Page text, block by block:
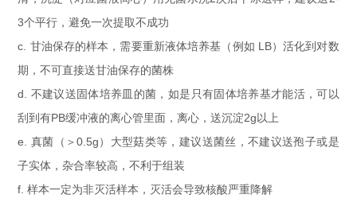
3个平行，避免一次提取不成功
c. 甘油保存的样本，需要重新液体培养基（例如 LB）活化到对数
期，不可直接送甘油保存的菌株
d. 不建议送固体培养皿的菌，如是只有固体培养基才能活，可以
刮到有PB缓冲液的离心管里面，离心，送沉淀2g以上
e. 真菌（＞0.5g）大型菇类等，建议送菌丝，不建议送孢子或是
子实体，杂合率较高，不利于组装
f. 样本一定为非灭活样本，灭活会导致核酸严重降解